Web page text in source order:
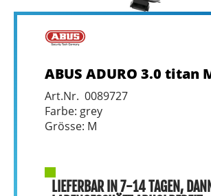
ABUS ADURO 3.0 titan
Art.Nr. 0089727
Farbe: grey
Grösse: M
LIEFERBAR IN 7-14 TAGEN,